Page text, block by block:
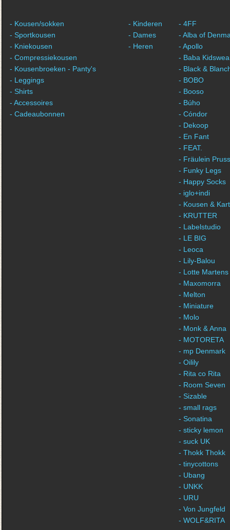
- Kousen/sokken
- Sportkousen
- Kniekousen
- Compressiekousen
- Kousenbroeken - Panty's
- Leggings
- Shirts
- Accessoires
- Cadeaubonnen
- Kinderen
- Dames
- Heren
- 4FF
- Alba of
- Apollo
- Baba
- Black &
- BOBO
- Booso
- Búho
- Cóndor
- Dekoop
- En Fant
- FEAT.
- Fräulein
- Funky Legs
- Happy Socks
- iglo+indi
- Kousen &
- KRUTTER
- Labelstudio
- LE BIG
- Leoca
- Lily-Balou
- Lotte Martens
- Maxomorra
- Melton
- Miniature
- Molo
- Monk & Anna
- MOTORETA
- mp Denmark
- Oilily
- Rita co Rita
- Room Seven
- Sizable
- small rags
- Sonatina
- sticky lemon
- suck UK
- Thokk Thokk
- tinycottons
- Ubang
- UNKK
- URU
- Von Jungfeld
- WOLF&RITA